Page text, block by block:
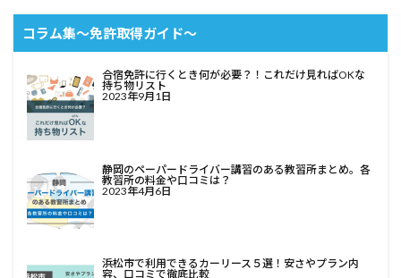
コラム集〜免許取得ガイド〜
合宿免許に行くとき何が必要？！これだけ見ればOKな
持ち物リスト
2023年9月1日
静岡のペーパードライバー講習のある教習所まとめ。各
教習所の料金や口コミは？
2023年4月6日
浜松市で利用できるカーリース５選！安さやプラン内
容、口コミで徹底比較